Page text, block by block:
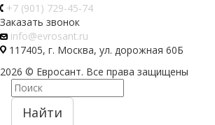
+7 (901) 729-45-74
Заказать звонок
info@evrosant.ru
117405, г. Москва, ул. дорожная 60Б
2026 © Евросант. Все права защищены
Найти